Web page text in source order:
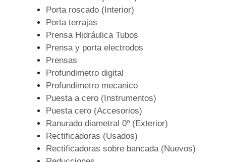
Porta roscado (Interior)
Porta terrajas
Prensa Hidráulica Tubos
Prensa y porta electrodos
Prensas
Profundimetro digital
Profundimetro mecanico
Puesta a cero (Instrumentos)
Puesta cero (Accesorios)
Ranurado diametral 0º (Exterior)
Rectificadoras (Usados)
Rectificadoras sobre bancada (Nuevos)